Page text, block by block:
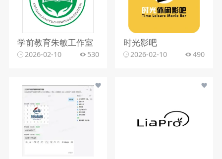
学前教育朱敏工作室
2026-02-10 530
时光影吧
2026-02-10 490